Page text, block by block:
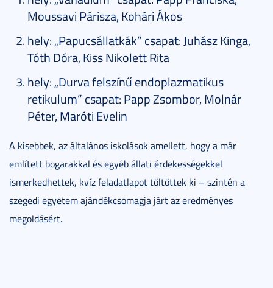
Moussavi Párisza, Kohári Ákos
hely: „Papucsállatkák” csapat: Juhász Kinga,
Tóth Dóra, Kiss Nikolett Rita
hely: „Durva felszínű endoplazmatikus
retikulum” csapat: Papp Zsombor, Molnár
Péter, Maróti Evelin
A kisebbek, az általános iskolások amellett, hogy a már
említett bogarakkal és egyéb állati érdekességekkel
ismerkedhettek, kvíz feladatlapot töltöttek ki – szintén a
szegedi egyetem ajándékcsomagja járt az eredményes
megoldásért.